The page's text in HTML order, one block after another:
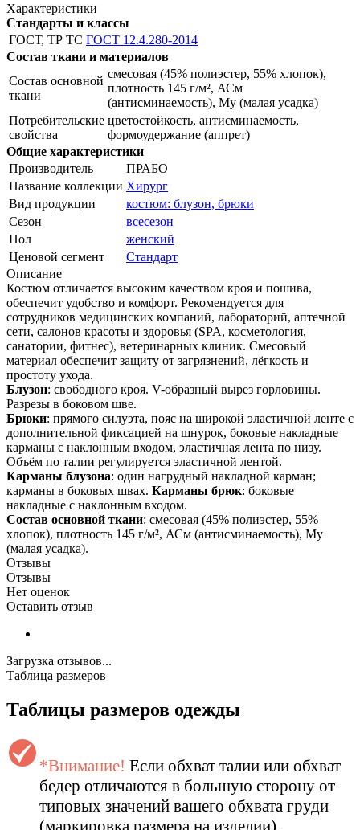
Характеристики
Стандарты и классы
ГОСТ, ТР ТС ГОСТ 12.4.280-2014
Состав ткани и материалов
Состав основной
ткани
смесовая (45% полиэстер, 55% хлопок),
плотность 145 г/м², АСм
(антисминаемость), Му (малая усадка)
Потребительские
свойства
цветостойкость, антисминаемость,
формоудержание (аппрет)
Общие характеристики
Производитель
ПРАБО
Название коллекции Хирург
Вид продукции
костюм: блузон, брюки
Сезон
всесезон
Пол
женский
Ценовой сегмент
Стандарт
Описание
Костюм отличается высоким качеством кроя и пошива,
обеспечит удобство и комфорт. Рекомендуется для
сотрудников медицинских компаний, лабораторий, аптечной
сети, салонов красоты и здоровья (SPA, косметология,
санатории, фитнес), ветеринарных клиник. Смесовый
материал обеспечит защиту от загрязнений, лёгкость и
простоту ухода.
Блузон: свободного кроя. V-образный вырез горловины.
Разрезы в боковом шве.
Брюки: прямого силуэта, пояс на широкой эластичной ленте с
дополнительной фиксацией на шнурок, боковые накладные
карманы с наклонным входом, эластичная лента по низу.
Объём по талии регулируется эластичной лентой.
Карманы блузона: один нагрудный накладной карман;
карманы в боковых швах. Карманы брюк: боковые
накладные с наклонным входом.
Состав основной ткани: смесовая (45% полиэстер, 55%
хлопок), плотность 145 г/м², АСм (антисминаемость), Му
(малая усадка).
Отзывы
Отзывы
Нет оценок
Оставить отзыв
Загрузка отзывов...
Таблица размеров
Таблицы размеров одежды
*Внимание! Если обхват талии или обхват
бедер отличаются в большую сторону от
типовых значений вашего обхвата груди
(маркировка размера на изделии),